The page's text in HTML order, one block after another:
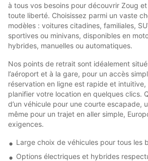
à tous vos besoins pour découvrir Zoug
toute liberté. Choisissez parmi un vaste
modèles : voitures citadines, familiales,
sportives ou minivans, disponibles en
hybrides, manuelles ou automatiques.
Nos points de retrait sont idéalement
l’aéroport et à la gare, pour un accès
réservation en ligne est rapide et
planifier votre location en quelques clics.
d’un véhicule pour une courte escapade,
même pour un trajet en aller simple,
exigences.
Large choix de véhicules pour tous les
Options électriques et hybrides